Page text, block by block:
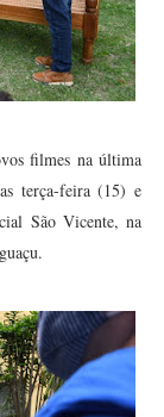
filmes na última
terça-feira (15) e
São Vicente, na